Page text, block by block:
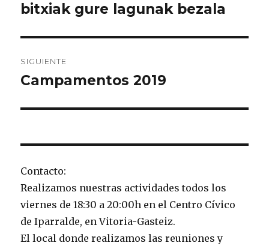
entradas
anterior:
bitxiak gure lagunak bezala
SIGUIENTE
Entrada
Campamentos 2019
Contacto:
Realizamos nuestras actividades todos los
viernes de 18:30 a 20:00h en el Centro Cívico
de Iparralde, en Vitoria-Gasteiz.
El local donde realizamos las reuniones y